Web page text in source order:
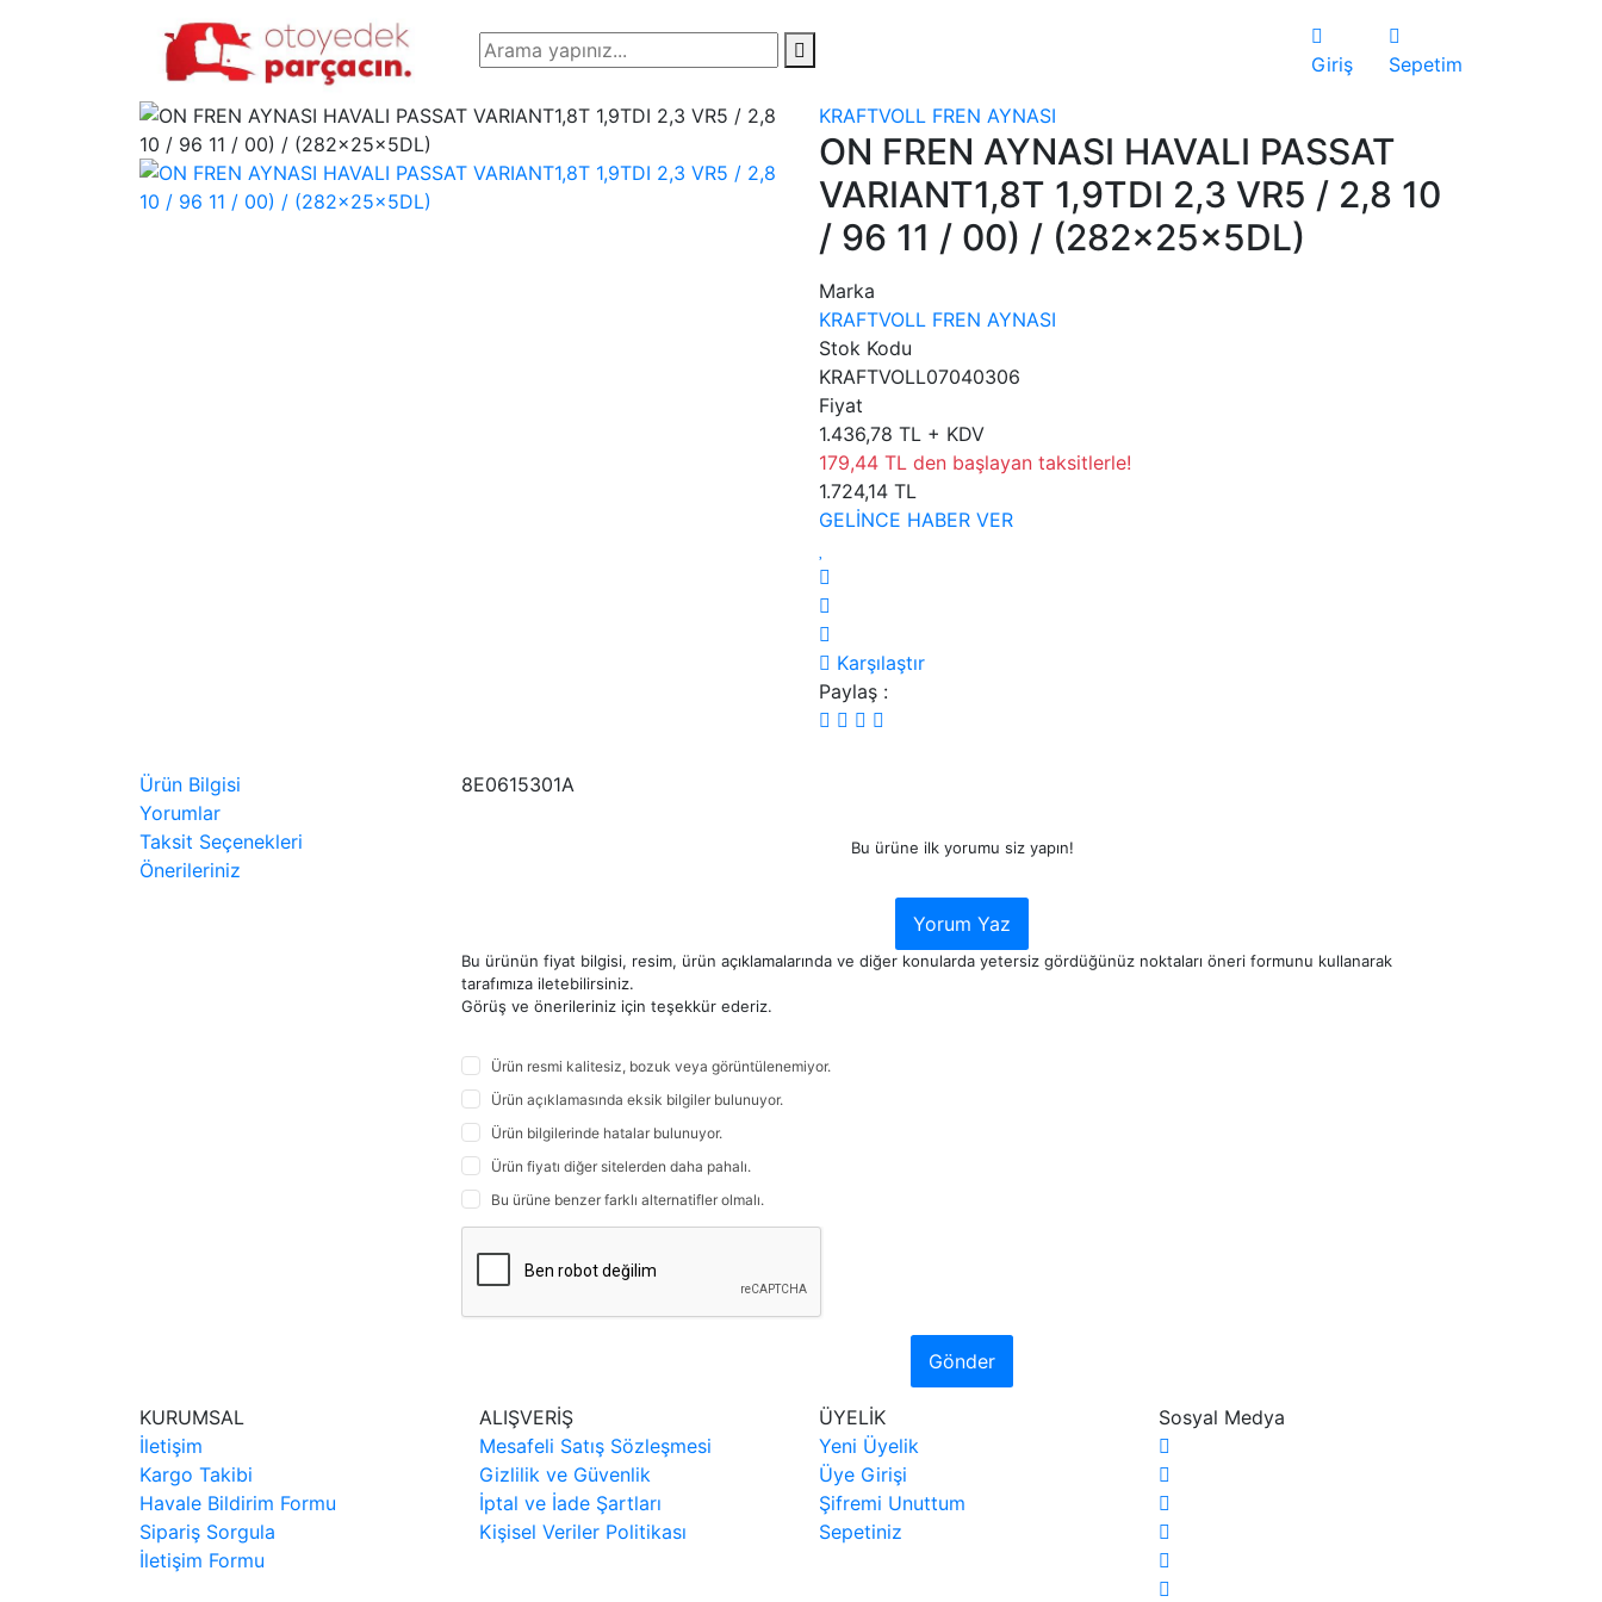
Giriş Sepetim
KRAFTVOLL FREN AYNASI
ON FREN AYNASI HAVALI PASSAT
VARIANT1,8T 1,9TDI 2,3 VR5 / 2,8 10
/ 96 11 / 00) / (282×25×5DL)
Marka
KRAFTVOLL FREN AYNASI
Stok Kodu
KRAFTVOLL07040306
Fiyat
1.436,78 TL + KDV
179,44 TL den başlayan taksitlerle!
1.724,14 TL
GELİNCE HABER VER
Karşılaştır
Paylaş :
Ürün Bilgisi
Yorumlar
Taksit Seçenekleri
Önerileriniz
8E0615301A
Bu ürüne ilk yorumu siz yapın!
Yorum Yaz
Bu ürünün fiyat bilgisi, resim, ürün açıklamalarında ve diğer konularda yetersiz gördüğünüz noktaları öneri formunu kullanarak
tarafımıza iletebilirsiniz.
Görüş ve önerileriniz için teşekkür ederiz.
Ürün resmi kalitesiz, bozuk veya görüntülenemiyor.
Ürün açıklamasında eksik bilgiler bulunuyor.
Ürün bilgilerinde hatalar bulunuyor.
Ürün fiyatı diğer sitelerden daha pahalı.
Bu ürüne benzer farklı alternatifler olmalı.
Gönder
KURUMSAL
İletişim
Kargo Takibi
Havale Bildirim Formu
Sipariş Sorgula
İletişim Formu
ALIŞVERİŞ
Mesafeli Satış Sözleşmesi
Gizlilik ve Güvenlik
İptal ve İade Şartları
Kişisel Veriler Politikası
ÜYELİK
Yeni Üyelik
Üye Girişi
Şifremi Unuttum
Sepetiniz
Sosyal Medya